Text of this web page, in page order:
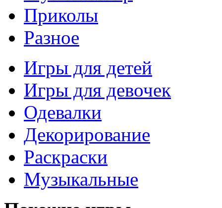
Приколы
Разное
Игры для детей
Игры для девочек
Одевалки
Декорирование
Раскраски
Музыкальные